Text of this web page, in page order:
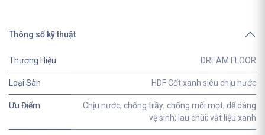
Thông số kỹ thuật
Thương Hiệu DREAM FLOOR
Loại Sàn HDF Cốt xanh siêu chịu nước
Ưu Điểm
Chịu nước; chống trầy; chống mối mọt; dể dàng
vệ sinh; lau chùi; vật liệu xanh